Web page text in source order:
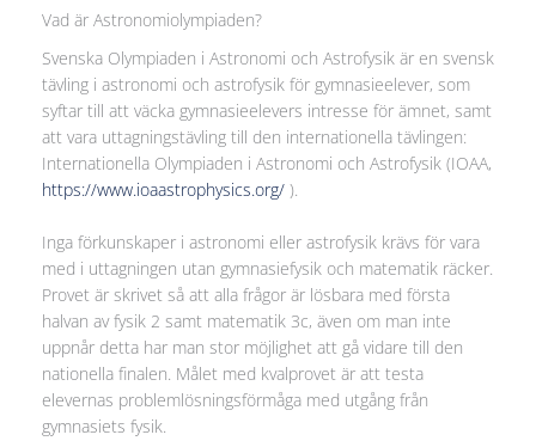
Vad är Astronomiolympiaden?
Svenska Olympiaden i Astronomi och Astrofysik är en svensk
tävling i astronomi och astrofysik för gymnasieelever, som
syftar till att väcka gymnasieelevers intresse för ämnet, samt
att vara uttagningstävling till den internationella tävlingen:
Internationella Olympiaden i Astronomi och Astrofysik (IOAA,
https://www.ioaastrophysics.org/).
Inga förkunskaper i astronomi eller astrofysik krävs för vara
med i uttagningen utan gymnasiefysik och matematik räcker.
Provet är skrivet så att alla frågor är lösbara med första
halvan av fysik 2 samt matematik 3c, även om man inte
uppnår detta har man stor möjlighet att gå vidare till den
nationella finalen. Målet med kvalprovet är att testa
elevernas problemlösningsförmåga med utgång från
gymnasiets fysik.